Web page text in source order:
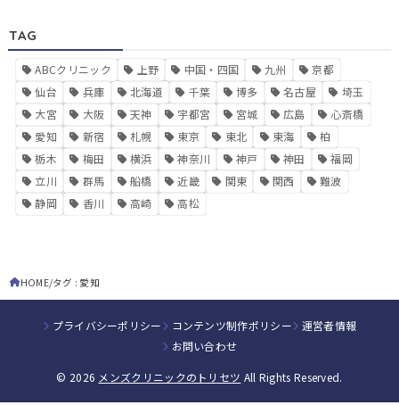
TAG
ABCクリニック 上野 中国・四国 九州
京都
仙台
兵庫 北海道 千葉 博多 名古屋
埼玉
大宮
大阪 天神 宇都宮 宮城 広島
心斎橋
愛知
新宿 札幌 東京 東北 東海
柏
栃木
梅田 横浜 神奈川 神戸 神田
福岡
立川
群馬 船橋 近畿 関東 関西
難波
静岡
香川 高崎 高松
HOME タグ : 愛知
プライバシーポリシー コンテンツ制作ポリシー
運営者情報
お問い合わせ
© 2026 メンズクリニックのトリセツ All Rights Reserved.